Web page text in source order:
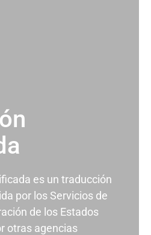
es un traducción
por los Servicios de
de los Estados
otras agencias